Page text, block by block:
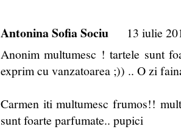
Antonina Sofia Sociu
13 iulie
Anonim multumesc ! tartele sunt
exprim cu vanzatoarea ;)) .. O zi
Carmen iti multumesc frumos!!
sunt foarte parfumate.. pupici